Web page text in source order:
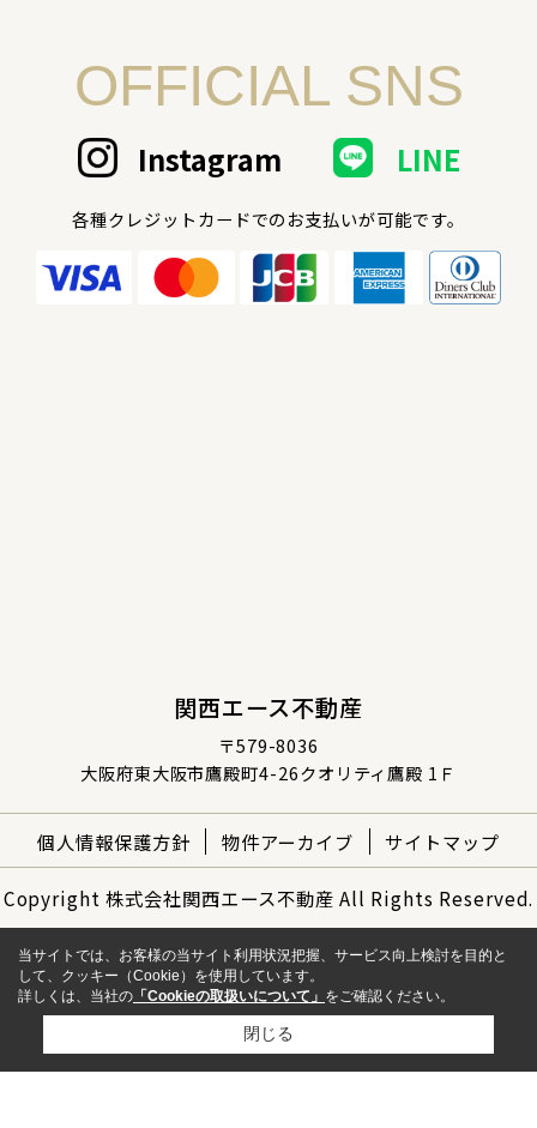
OFFICIAL SNS
Instagram LINE
各種クレジットカードでのお支払いが可能です。
関西エース不動産
〒579-8036
大阪府東大阪市鷹殿町4-26クオリティ鷹殿 1Ｆ
個人情報保護方針 物件アーカイブ サイトマップ
Copyright 株式会社関西エース不動産 All Rights Reserved.
当サイトでは、お客様の当サイト利用状況把握、サービス向上検討を目的と
して、クッキー（Cookie）を使用しています。
詳しくは、当社の 「Cookieの取扱いについて」 をご確認ください。
閉じる